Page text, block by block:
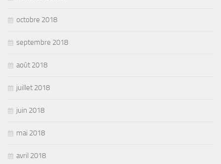
octobre 2018
septembre 2018
août 2018
juillet 2018
juin 2018
mai 2018
avril 2018